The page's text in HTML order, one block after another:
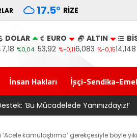
17.5° RIZE
DOLAR
%0,04
EURO
53,92 %-0,11
ALTIN
6,083 %-0,1514,148
İnsan Hakları İşçi-Sendika-
gelen Çerçeve Yasa Türkiye’de
kamulaştırma’ gerekçesiyle böyle